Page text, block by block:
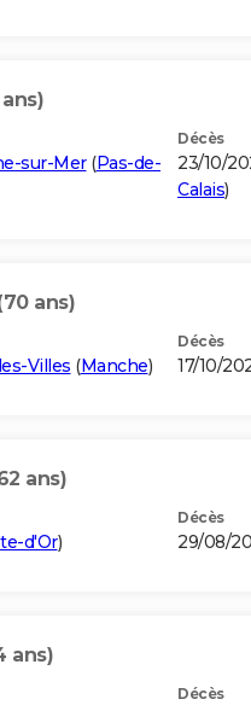
sur-Mer(Pas-de-
Décès
23/10/
Calais)
ans)
Villes (Manche)
Décès
17/10/
ans)
d'Or)
Décès
29/08/
ans)
Décès